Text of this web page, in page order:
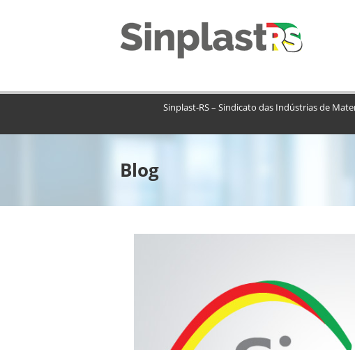
Sinplast-RS – Sindicato das Indústrias de
Blog